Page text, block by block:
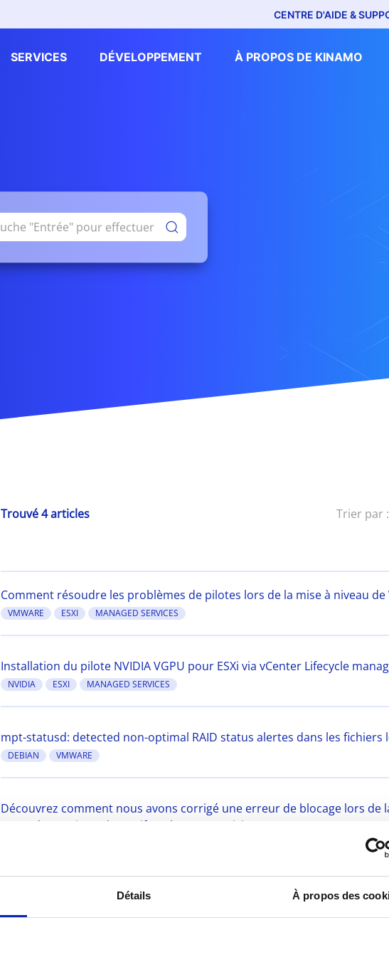
Détails À propos des
CENTRE D'AIDE &
SERVICES DÉVELOPPEMENT À PROPOS DE KINAMO
Trouvé 4 articles Trier par :
Comment résoudre les problèmes de pilotes lors de la mise à niveau de
VMWARE ESXI MANAGED SERVICES
Installation du pilote NVIDIA VGPU pour ESXi via vCenter Lifecycle
NVIDIA ESXI MANAGED SERVICES
mpt-statusd: detected non-optimal RAID status alertes dans les fichiers
DEBIAN VMWARE
Découvrez comment nous avons corrigé une erreur de blocage lors de
7.0 update 2 via vSphere Lifecycle Manager ici.